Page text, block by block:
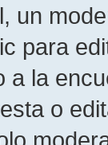
un
para
a la
o